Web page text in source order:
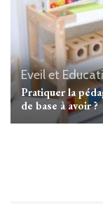
Eveil et
Pratiquer la
de base à avoir ?